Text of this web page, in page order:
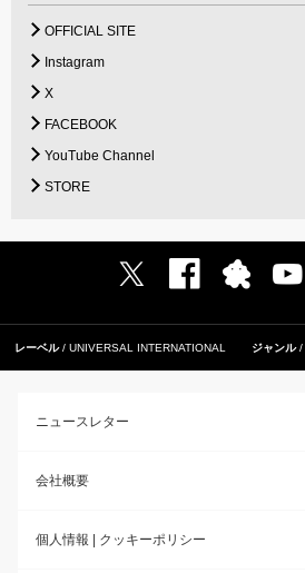
OFFICIAL SITE
Instagram
X
FACEBOOK
YouTube Channel
STORE
レーベル UNIVERSAL INTERNATIONAL ジャンル
ニュースレター
会社概要
個人情報 | クッキーポリシー